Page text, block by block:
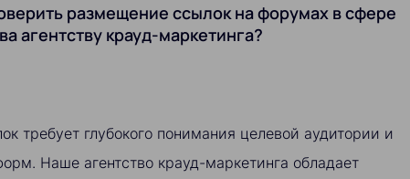
размещение ссылок на форумах в сфере
агентству крауд-маркетинга?
требует глубокого понимания целевой аудитории и
Наше агентство крауд-маркетинга обладает